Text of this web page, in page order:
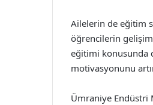
Ailelerin de eğitim
öğrencilerin gelişim
eğitimi konusunda
motivasyonunu
Ümraniye Endüstri